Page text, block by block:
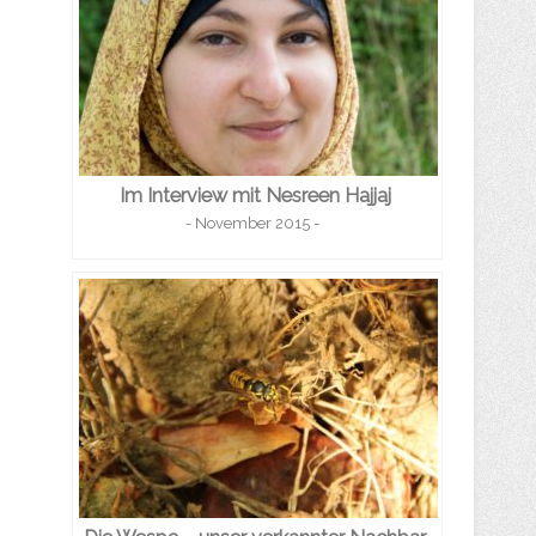
Im Interview mit Nesreen Hajjaj
- November 2015 -